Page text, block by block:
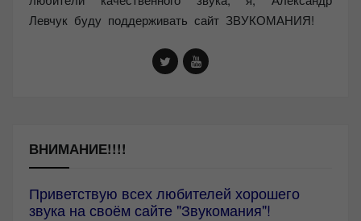
Левчук буду поддерживать сайт ЗВУКОМАНИЯ!
ВНИМАНИЕ!!!!
Приветствую всех любителей хорошего
звука на своём сайте "Звукомания"!